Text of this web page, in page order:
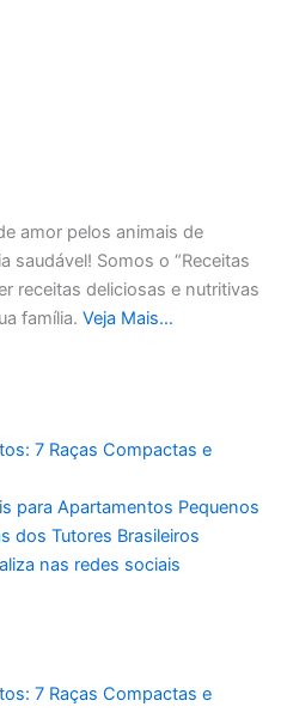
amor pelos animais de
saudável! Somos o “Receitas
receitas deliciosas e nutritivas
família. Veja Mais…
7 Raças Compactas e
para Apartamentos Pequenos
dos Tutores Brasileiros
nas redes sociais
7 Raças Compactas e